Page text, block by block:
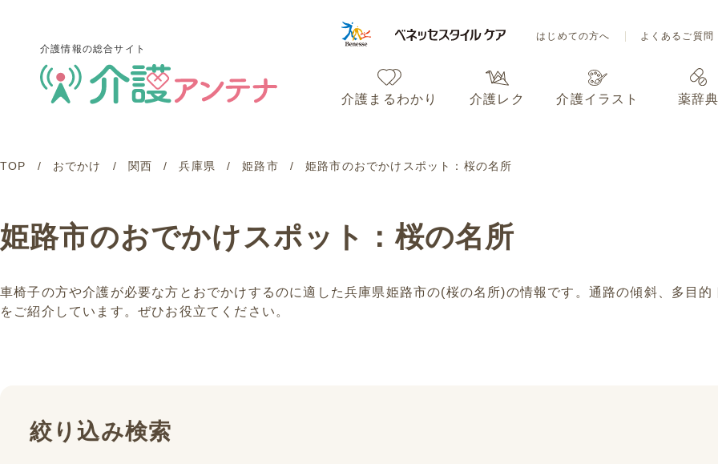
介護情報の総合サイト
はじめての方へ よくあるご質問
介護まるわかり 介護レク 介護イラスト 薬辞
介護情報の総合サイト
介護まるわかり 介護レク
TOP おでかけ 関西 兵庫県 姫路市 姫路市のおでかけスポット：桜の名所
姫路市のおでかけスポット：桜の名所
車椅子の方や介護が必要な方とおでかけするのに適した兵庫県姫路市の(桜の名所)の情報です。通路の傾斜、多目
をご紹介しています。ぜひお役立てください。
絞り込み検索